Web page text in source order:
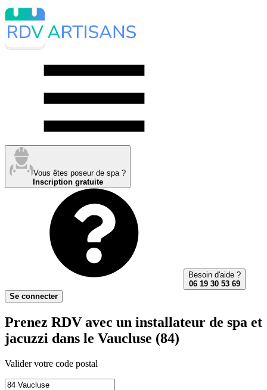
Vous êtes poseur de spa ?
Inscription gratuite
Besoin d'aide ?
06 19 30 53 69
Se connecter
Prenez RDV avec un installateur de spa et
jacuzzi dans le Vaucluse (84)
Valider votre code postal